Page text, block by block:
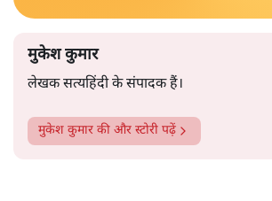
मुकेश कुमार
लेखक सत्यहिंदी के संपादक हैं।
मुकेश कुमार की और स्टोरी पढ़ें